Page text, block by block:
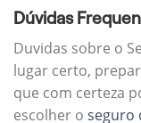
Dúvidas
Duvidas sobre o
lugar certo,
que com certeza
escolher o seguro